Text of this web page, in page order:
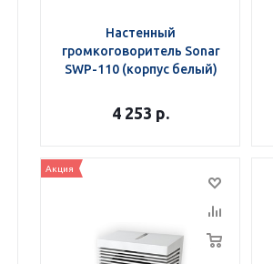
Настенный
громкоговоритель Sonar
SWP-110 (корпус белый)
4 253 р.
Акция